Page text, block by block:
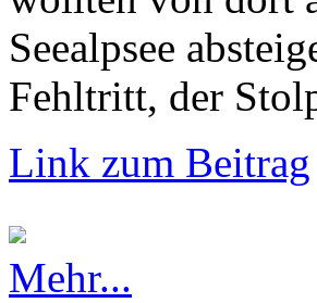
Seealpsee
Fehltritt, der
Link zum Beitrag
Mehr...